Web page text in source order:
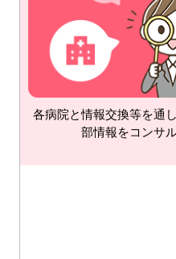
各病院と情報交換等を通
部情報をコンサ